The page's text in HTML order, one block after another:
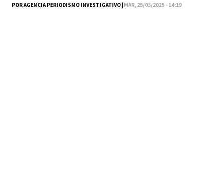
POR AGENCIA PERIODISMO INVESTIGATIVO |MAR, 25/03/2025 - 14:19